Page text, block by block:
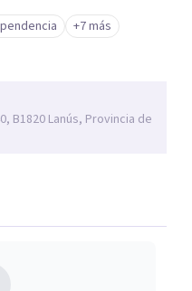
mismos,o de la vida en
otras personas.. y
de viejas
vida diferente desde el
+7 más
B1820 Lanús, Provincia de